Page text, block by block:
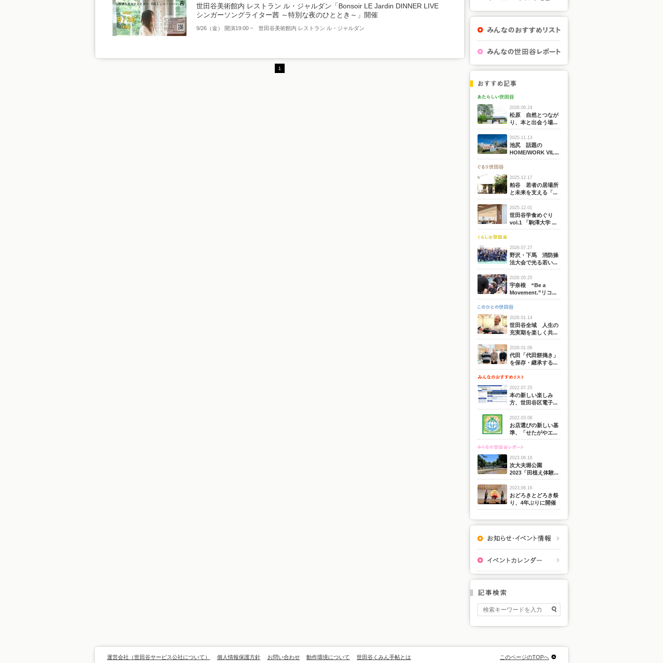
世田谷美術館内 レストラン ル・ジャルダン「Bonsoir LE Jardin DINNER LIVE
シンガーソングライター茜 ～特別な夜のひととき～」開催
9/26（金） 開演19:00 ~ 世田谷美術館内 レストラン ル・ジャルダン
1
2026.06.24
松原 自然とつなが
り、本と出会う場...
2025.11.13
池尻 話題の
HOME/WORK VIL...
2025.12.17
粕谷 若者の居場所
と未来を支える「...
2025.12.01
世田谷学食めぐり
vol.1 「駒澤大学 ...
2026.07.27
野沢・下馬 消防操
法大会で光る若い...
2026.05.25
宇奈根 “Be a
Movement.”リコ...
2026.01.14
世田谷全域 人生の
充実期を楽しく共...
2026.01.06
代田「代田餅搗き」
を保存・継承する...
2022.07.25
本の新しい楽しみ
方、世田谷区電子...
2022.03.08
お店選びの新しい基
準、「せたがやエ...
2023.06.16
次大夫堀公園
2023「田植え体験...
2023.06.16
おどろきとどろき祭
り、4年ぶりに開催
運営会社（世田谷サービス公社について） 個人情報保護方針 お問い合わせ 動作環境について 世田谷くみん手帖とは このページのTOPへ